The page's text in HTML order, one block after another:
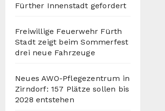
Fürther Innenstadt gefordert
Freiwillige Feuerwehr Fürth
Stadt zeigt beim Sommerfest
drei neue Fahrzeuge
Neues AWO-Pflegezentrum in
Zirndorf: 157 Plätze sollen bis
2028 entstehen